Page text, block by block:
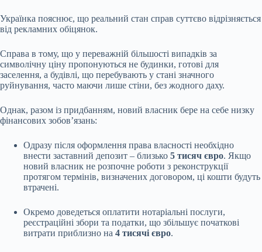
Українка пояснює, що реальний стан справ суттєво відрізняється
від рекламних обіцянок.
Справа в тому, що у переважній більшості випадків за
символічну ціну пропонуються не будинки, готові для
заселення, а будівлі, що перебувають у стані значного
руйнування, часто маючи лише стіни, без жодного даху.
Однак, разом із придбанням, новий власник бере на себе низку
фінансових зобов’язань:
Одразу після оформлення права власності необхідно
внести заставний депозит – близько 5 тисяч євро. Якщо
новий власник не розпочне роботи з реконструкції
протягом термінів, визначених договором, ці кошти будуть
втрачені.
Окремо доведеться оплатити нотаріальні послуги,
реєстраційні збори та податки, що збільшує початкові
витрати приблизно на 4 тисячі євро.